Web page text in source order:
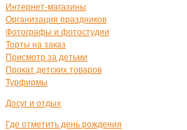
Интернет-магазины
Организация праздников
Фотографы и фотостудии
Торты на заказ
Присмотр за детьми
Прокат детских товаров
Турфирмы
Досуг и отдых
Где отметить день рождения